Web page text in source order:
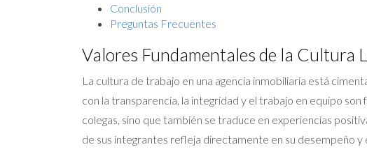
Conclusión
Preguntas Frecuentes
Valores Fundamentales de la Cultura
La cultura de trabajo en una agencia inmobiliaria está
con la transparencia, la integridad y el trabajo en equipo
colegas, sino que también se traduce en experiencias
de sus integrantes refleja directamente en su desempeño y